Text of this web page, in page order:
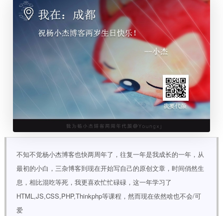
不知不觉杨小杰博客也快两周年了，往复一年是我成长的一年，从
最初的小白，三杂博客到现在开始写自己的原创文章，时间俏然生
息，相比混吃等死，我更喜欢忙忙碌碌，这一年学习了
HTML,JS,CSS,PHP,Thinkphp等课程，然而现在依然啥也不会/可
爱